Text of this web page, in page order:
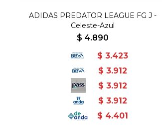
ADIDAS PREDATOR LEAGUE FG J -
Celeste-Azul
$ 4.890
$ 3.423
$ 3.912
$ 3.912
$ 3.912
$ 4.401